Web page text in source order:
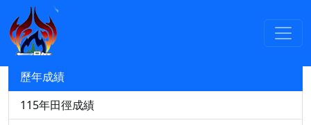
競賽資訊
115年中小運田徑轉播與成績查詢
歷年成績
115年田徑成績